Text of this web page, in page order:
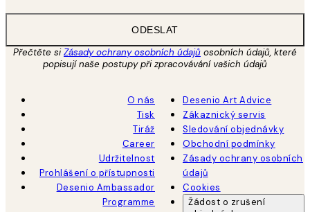
ODESLAT
Přečtěte siZásady ochrany osobních údajů osobních údajů, které
popisují naše postupy při zpracovávání vašich údajů
O nás
Tisk
Tiráž
Career
Udržitelnost
Prohlášení o přístupnosti
Desenio Ambassador
Programme
Desenio Art Advice
Zákaznický servis
Sledování objednávky
Obchodní podmínky
Zásady ochrany osobních
údajů
Cookies
Žádost o zrušení